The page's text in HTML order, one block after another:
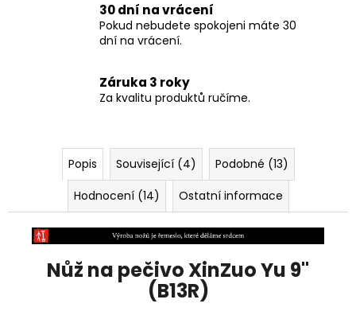
30 dní na vrácení
Pokud nebudete spokojeni máte 30
dní na vrácení.
Záruka 3 roky
Za kvalitu produktů ručíme.
Popis Související (4)
Podobné (13)
Hodnocení (14)
Ostatní informace
Nůž na pečivo XinZuo Yu 9"
(B13R)